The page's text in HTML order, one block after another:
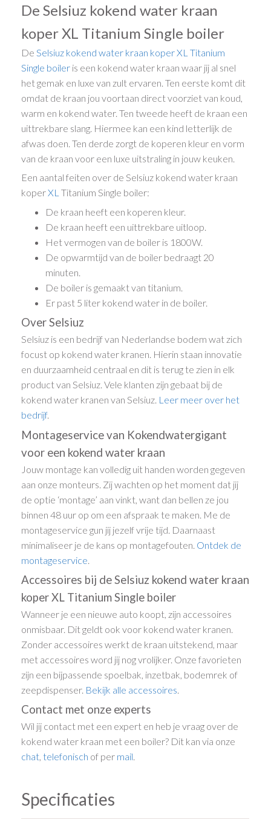
De Selsiuz kokend water kraan
koper XL Titanium Single boiler
DeSelsiuz kokend water kraan koperXL Titanium
Single boiler is een kokend water kraan waar jij al snel
het gemak en luxe van zult ervaren. Ten eerste komt dit
omdat de kraan jou voortaan direct voorziet van koud,
warm en kokend water. Ten tweede heeft de kraan een
uittrekbare slang. Hiermee kan een kind letterlijk de
afwas doen. Ten derde zorgt de koperen kleur en vorm
van de kraan voor een luxe uitstraling in jouw keuken.
Een aantal feiten over de Selsiuz kokend water kraan
koperXL Titanium Single boiler:
De kraan heeft een koperen kleur.
De kraan heeft een uittrekbare uitloop.
Het vermogen van de boiler is 1800W.
De opwarmtijd van de boiler bedraagt 20
minuten.
De boiler is gemaakt van titanium.
Er past 5 liter kokend water in de boiler.
Over Selsiuz
Selsiuz is een bedrijf van Nederlandse bodem wat zich
focust op kokend water kranen. Hierin staan innovatie
en duurzaamheid centraal en dit is terug te zien in elk
product van Selsiuz. Vele klanten zijn gebaat bij de
kokend water kranen van Selsiuz. Leer meer over het
bedrijf.
Montageservice van Kokendwatergigant
voor een kokend water kraan
Jouw montage kan volledig uit handen worden gegeven
aan onze monteurs. Zij wachten op het moment dat jij
de optie ‘montage’ aan vinkt, want dan bellen ze jou
binnen 48 uur op om een afspraak te maken. Me de
montageservice gun jij jezelf vrije tijd. Daarnaast
minimaliseer je de kans op montagefouten. Ontdek de
montageservice
Accessoires bij de Selsiuz kokend water kraan
koper XL Titanium Single boiler
Wanneer je een nieuwe auto koopt, zijn accessoires
onmisbaar. Dit geldt ook voor kokend water kranen.
Zonder accessoires werkt de kraan uitstekend, maar
met accessoires word jij nog vrolijker. Onze favorieten
zijn een bijpassende spoelbak, inzetbak, bodemrek of
zeepdispenser. Bekijk alle accessoires.
Contact met onze experts
Wil jij contact met een expert en heb je vraag over de
kokend water kraan met een boiler? Dit kan via onze
chat,telefonisch of per mail.
Specificaties